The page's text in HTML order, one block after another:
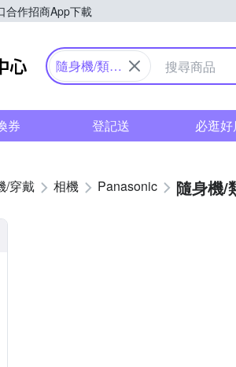
合作招商App下載
Yahoo購物中心
隨身機/類單
券 登記送 必逛好
/穿戴 相機 Panasonic 隨身機/